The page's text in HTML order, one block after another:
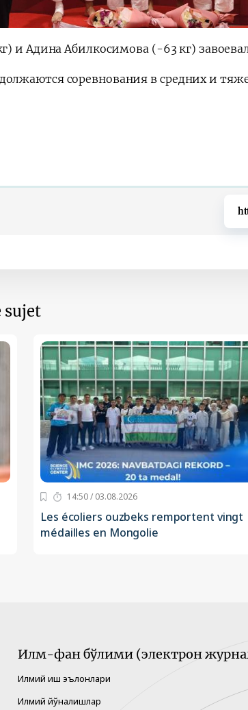
и Адина Абилкосимова (-63 кг)
соревнования в средних и
sujet
14:50 / 03.08.2026
Les écoliers ouzbeks remportent vingt
médailles en Mongolie
Илм-фан бўлими (электрон
Илмий иш эълонлари
Илмий йўналишлар